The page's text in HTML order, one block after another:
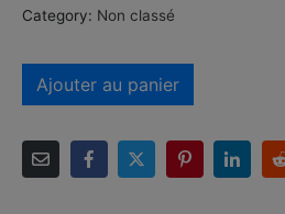
Category: Non classé
Ajouter au panier